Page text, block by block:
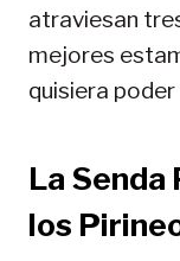
atraviesan
mejores
quisiera poder
La Senda
los